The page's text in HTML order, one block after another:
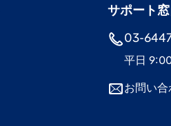
サポート
03-
平日
お問い